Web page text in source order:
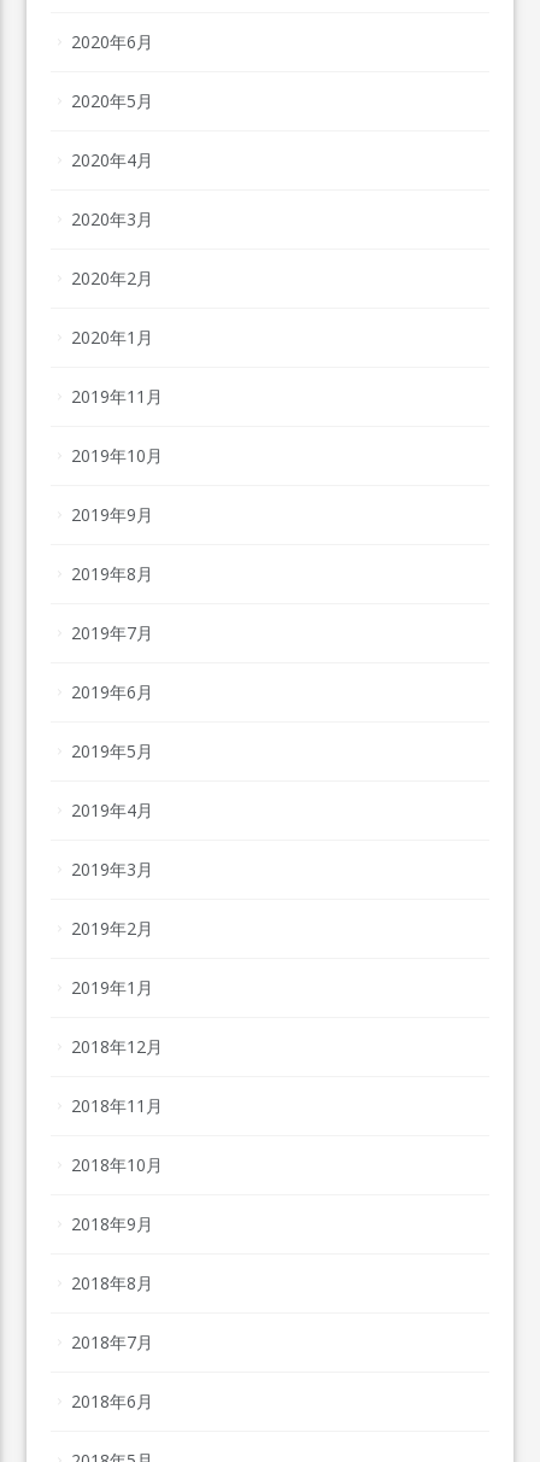
2020年6月
2020年5月
2020年4月
2020年3月
2020年2月
2020年1月
2019年11月
2019年10月
2019年9月
2019年8月
2019年7月
2019年6月
2019年5月
2019年4月
2019年3月
2019年2月
2019年1月
2018年12月
2018年11月
2018年10月
2018年9月
2018年8月
2018年7月
2018年6月